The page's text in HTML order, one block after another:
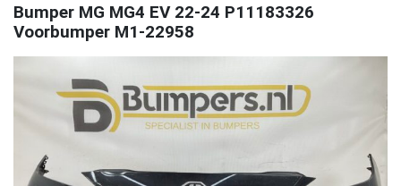
Bumper MG MG4 EV 22-24 P11183326
Voorbumper M1-22958